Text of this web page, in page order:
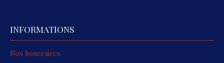
INFORMATIONS
Nos honoraires